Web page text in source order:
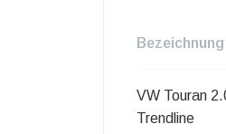
Bezeichnung
VW Touran
Trendline